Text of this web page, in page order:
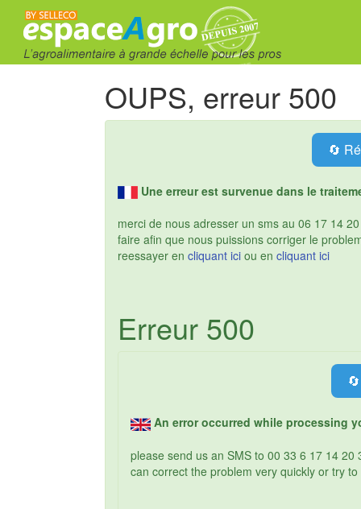
OUPS, erreur 500
🔄
Une erreur est survenue dans le
merci de nous adresser un sms au 06 17 14
faire afin que nous puissions corriger le
reessayer en cliquant ici ou en cliquant ici
Erreur 500
An error occurred while processing
please send us an SMS to 00 33 6 17 14
can correct the problem very quickly or try to